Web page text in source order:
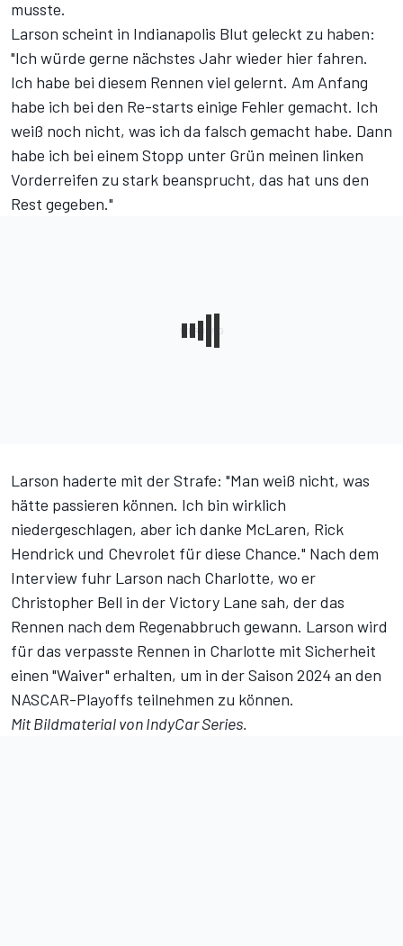
musste.
Larson scheint in Indianapolis Blut geleckt zu haben:
"Ich würde gerne nächstes Jahr wieder hier fahren.
Ich habe bei diesem Rennen viel gelernt. Am Anfang
habe ich bei den Re-starts einige Fehler gemacht. Ich
weiß noch nicht, was ich da falsch gemacht habe. Dann
habe ich bei einem Stopp unter Grün meinen linken
Vorderreifen zu stark beansprucht, das hat uns den
Rest gegeben."
Larson haderte mit der Strafe: "Man weiß nicht, was
hätte passieren können. Ich bin wirklich
niedergeschlagen, aber ich danke McLaren, Rick
Hendrick und Chevrolet für diese Chance." Nach dem
Interview fuhr Larson nach Charlotte, wo er
Christopher Bell in der Victory Lane sah, der das
Rennen nach dem Regenabbruch gewann. Larson wird
für das verpasste Rennen in Charlotte mit Sicherheit
einen "Waiver" erhalten, um in der Saison 2024 an den
NASCAR-Playoffs teilnehmen zu können.
Mit Bildmaterial von IndyCar Series.